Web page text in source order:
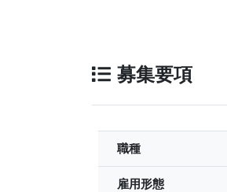
募集要項
職種
雇用形態